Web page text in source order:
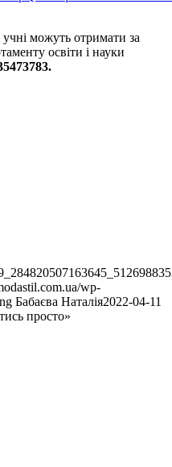
учні можуть отримати за
освіти і науки
wp-
Бабаєва Наталія2022-04-11
просто»